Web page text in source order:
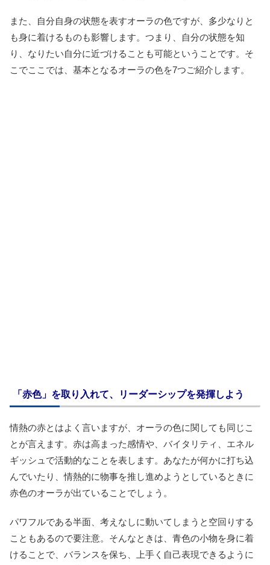
また、自分自身の状態を表すオーラの色ですが、多少なりと
も身に着けるものも影響します。つまり、自分の状態を知
り、なりたい自分に近づけることも可能ということです。そ
こでここでは、基本となるオーラの色を7つご紹介します。
「赤色」を取り入れて、リーダーシップを発揮しよう
情熱の赤とはよく言いますが、オーラの色に関しても同じこ
とが言えます。赤は高まった感情や、バイタリティ、エネル
ギッシュで活動的なことを表します。あなたが何かに打ち込
んでいたり、情熱的に物事を推し進めようとしているときに
赤色のオーラが出ていることでしょう。
パワフルである半面、考えなしに動いてしまうと空回りする
こともあるので要注意。そんなときは、青色の小物を身に着
けることで、バランスを保ち、上手く自己表現できるように